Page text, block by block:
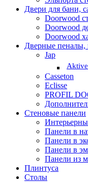
Двери для бани,
Doorwood
Doorwood
Doorwood
Дверные пеналы,
Jap
Aktive
Casseton
Eclisse
PROFIL
Стеновые панели
Панели в
Панели в
Панели в
Панели из
Плинтуса
Столы